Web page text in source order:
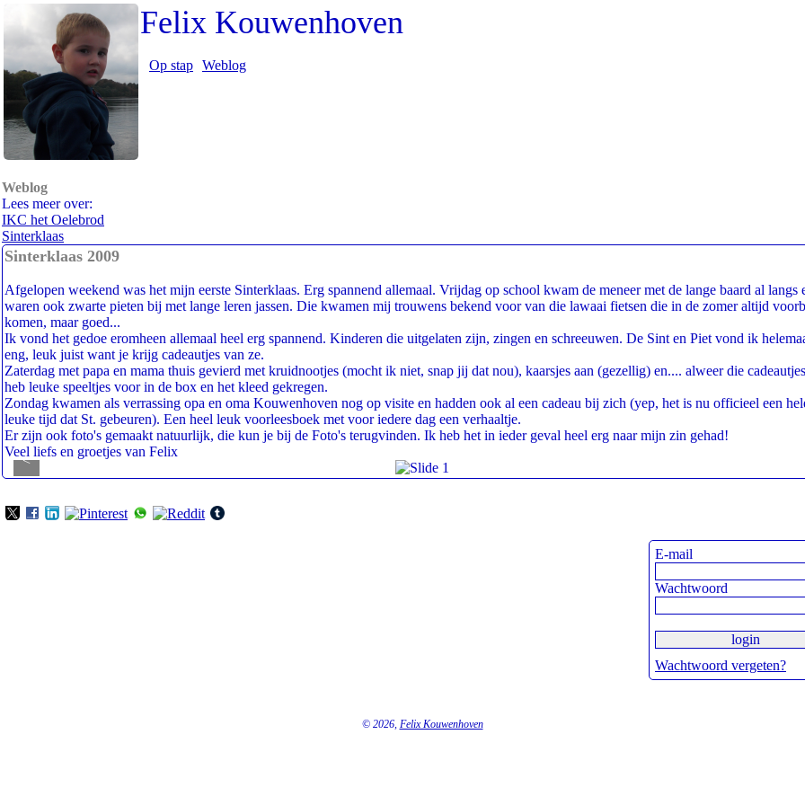
Felix Kouwenhoven
Op stap Weblog
Weblog
Lees meer over:
IKC het Oelebrod
Sinterklaas
Sinterklaas 2009
Afgelopen weekend was het mijn eerste Sinterklaas. Erg spannend allemaal. Vrijdag op school kwam de meneer met de lange baard al langs
waren ook zwarte pieten bij met lange leren jassen. Die kwamen mij trouwens bekend voor van die lawaai fietsen die in de zomer altijd
komen, maar goed...
Ik vond het gedoe eromheen allemaal heel erg spannend. Kinderen die uitgelaten zijn, zingen en schreeuwen. De Sint en Piet vond ik
eng, leuk juist want je krijg cadeautjes van ze.
Zaterdag met papa en mama thuis gevierd met kruidnootjes (mocht ik niet, snap jij dat nou), kaarsjes aan (gezellig) en.... alweer die
heb leuke speeltjes voor in de box en het kleed gekregen.
Zondag kwamen als verrassing opa en oma Kouwenhoven nog op visite en hadden ook al een cadeau bij zich (yep, het is nu officieel een
leuke tijd dat St. gebeuren). Een heel leuk voorleesboek met voor iedere dag een verhaaltje.
Er zijn ook foto's gemaakt natuurlijk, die kun je bij de Foto's terugvinden. Ik heb het in ieder geval heel erg naar mijn zin gehad!
Veel liefs en groetjes van Felix
<
E-mail
Wachtwoord
Wachtwoord vergeten?
© 2026, Felix Kouwenhoven